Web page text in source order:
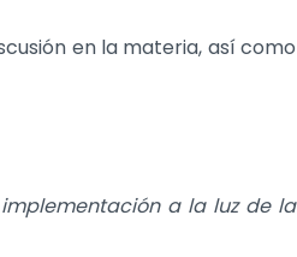
en la materia, así como
a la luz de la